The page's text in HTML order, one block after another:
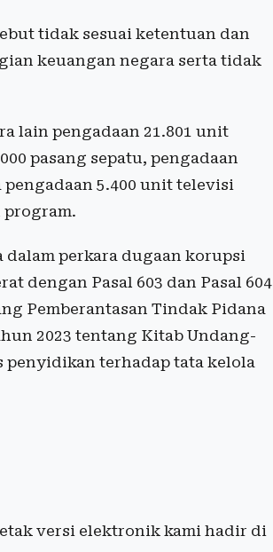
tidak sesuai ketentuan dan
keuangan negara serta tidak
lain pengadaan 21.801 unit
pasang sepatu, pengadaan
5.400 unit televisi
perkara dugaan korupsi
dengan Pasal 603 dan Pasal 604
Pemberantasan Tindak Pidana
2023 tentang Kitab Undang-
penyidikan terhadap tata kelola
versi elektronik kami hadir di